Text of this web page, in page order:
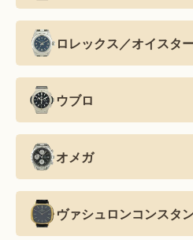
ロレックス／オイスタ
ウブロ
オメガ
ヴァシュロンコンスタ